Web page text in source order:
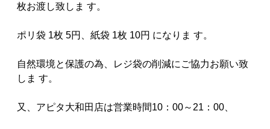
枚お渡し致しま す。
ポリ袋 1枚 5円、紙袋 1枚 10円 になりま す。
自然環境と保護の為、レジ袋の削減にご協力お願い致
しま す。
又、アピタ大和田店は営業時間10：00～21：00、